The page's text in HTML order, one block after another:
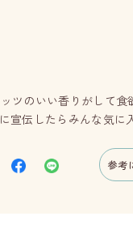
のいい香りがして食
伝したらみんな気に
参考